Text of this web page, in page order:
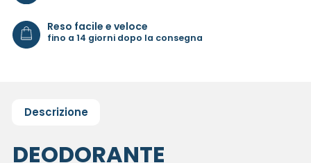
Reso facile e veloce
fino a 14 giorni dopo la consegna
Descrizione
DEODORANTE